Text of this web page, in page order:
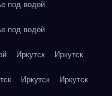
под водой
под водой
Иркутск Иркутск
Иркутск Иркутск